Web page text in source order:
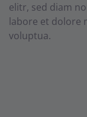
elitr, sed diam
labore et dolore
voluptua.